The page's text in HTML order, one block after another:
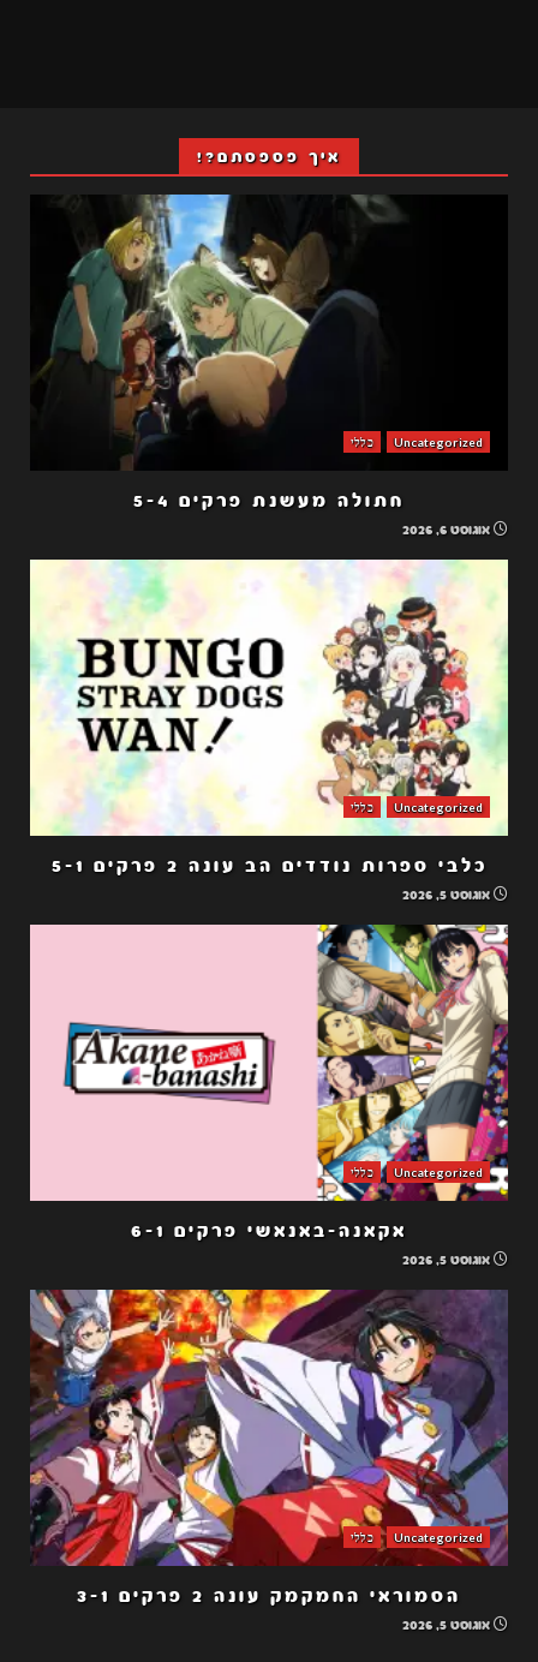
איך פספסתם?!
Uncategorized כללי
חתולה מעשנת פרקים 5-4
אוגוסט 6, 2026
Uncategorized כללי
כלבי ספרות נודדים הב עונה 2 פרקים 5-1
אוגוסט 5, 2026
Uncategorized כללי
אקאנה-באנאשי פרקים 6-1
אוגוסט 5, 2026
Uncategorized כללי
הסמוראי החמקמק עונה 2 פרקים 3-1
אוגוסט 5, 2026